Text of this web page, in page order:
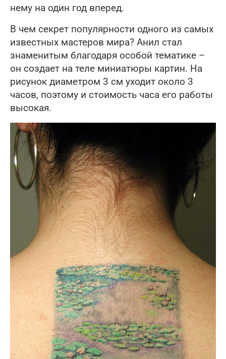
нему на один год вперед.
В чем секрет популярности одного из самых
известных мастеров мира? Анил стал
знаменитым благодаря особой тематике –
он создает на теле миниатюры картин. На
рисунок диаметром 3 см уходит около 3
часов, поэтому и стоимость часа его работы
высокая.